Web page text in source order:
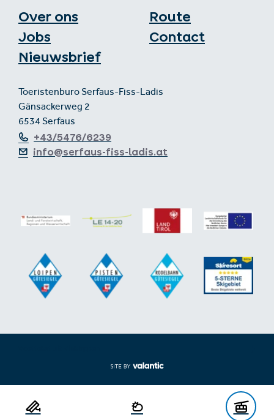
Over ons
Jobs
Nieuwsbrief
Route
Contact
Toeristenburo Serfaus-Fiss-Ladis
Gänsackerweg 2
6534 Serfaus
+43/5476/6239
info@serfaus-fiss-ladis.at